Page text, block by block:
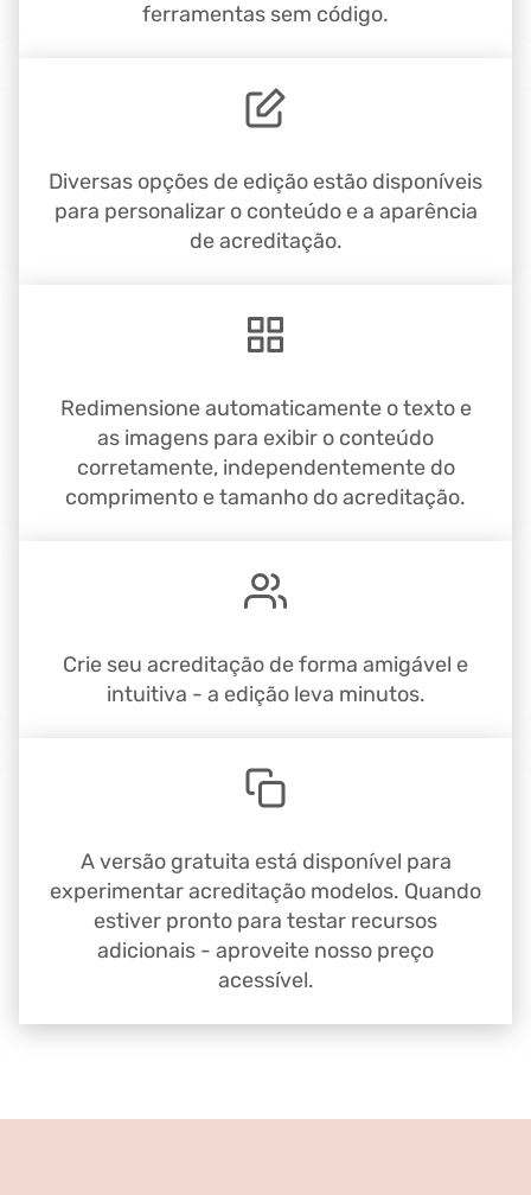
ferramentas sem código.
Diversas opções de edição estão disponíveis
para personalizar o conteúdo e a aparência
de acreditação.
Redimensione automaticamente o texto e
as imagens para exibir o conteúdo
corretamente, independentemente do
comprimento e tamanho do acreditação.
Crie seu acreditação de forma amigável e
intuitiva - a edição leva minutos.
A versão gratuita está disponível para
experimentar acreditação modelos. Quando
estiver pronto para testar recursos
adicionais - aproveite nosso preço
acessível.